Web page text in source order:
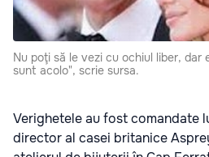
Nu poţi să le vezi cu ochiul liber, dar
sunt acolo", scrie sursa.
Verighetele au fost comandate
director al casei britanice